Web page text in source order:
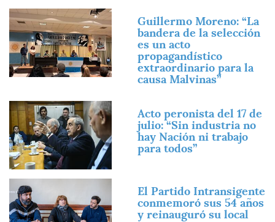
Imagen
Guillermo Moreno: “La
bandera de la selección
es un acto
propagandístico
extraordinario para la
causa Malvinas”
Imagen
Acto peronista del 17 de
julio: “Sin industria no
hay Nación ni trabajo
para todos”
Imagen
El Partido Intransigente
conmemoró sus 54 años
y reinauguró su local